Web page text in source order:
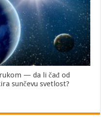
— da li čađ od
sunčevu svetlost?